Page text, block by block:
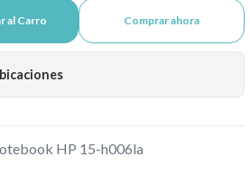
al Carro Comprar ahora
HP 15-h006la